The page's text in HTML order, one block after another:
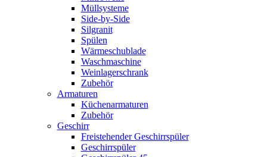
Müllsysteme
Side-by-Side
Silgranit
Spülen
Wärmeschublade
Waschmaschine
Weinlagerschrank
Zubehör
Armaturen
Küchenarmaturen
Zubehör
Geschirr
Freistehender Geschirrspüler
Geschirrspüler